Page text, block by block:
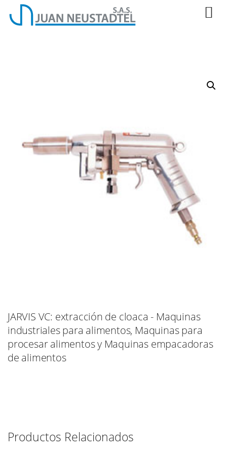
JARVIS VC: extracción de cloaca - Maquinas
industriales para alimentos, Maquinas para
procesar alimentos y Maquinas empacadoras
de alimentos
Productos Relacionados